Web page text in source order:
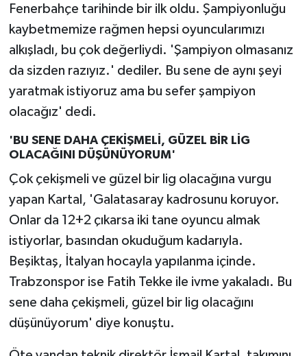
Fenerbahçe tarihinde bir ilk oldu. Şampiyonluğu
kaybetmemize rağmen hepsi oyuncularımızı
alkışladı, bu çok değerliydi. 'Şampiyon olmasanız
da sizden razıyız.' dediler. Bu sene de aynı şeyi
yaratmak istiyoruz ama bu sefer şampiyon
olacağız' dedi.
'BU SENE DAHA ÇEKİŞMELİ, GÜZEL BİR LİG
OLACAĞINI DÜŞÜNÜYORUM'
Çok çekişmeli ve güzel bir lig olacağına vurgu
yapan Kartal, 'Galatasaray kadrosunu koruyor.
Onlar da 12+2 çıkarsa iki tane oyuncu almak
istiyorlar, basından okuduğum kadarıyla.
Beşiktaş, İtalyan hocayla yapılanma içinde.
Trabzonspor ise Fatih Tekke ile ivme yakaladı. Bu
sene daha çekişmeli, güzel bir lig olacağını
düşünüyorum' diye konuştu.